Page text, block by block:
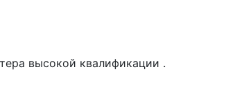
высокой квалификации .